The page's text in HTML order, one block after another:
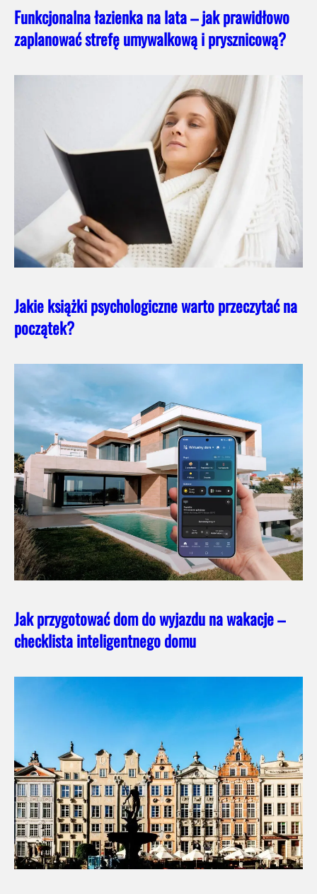
Funkcjonalna łazienka na lata – jak prawidłowo
zaplanować strefę umywalkową i prysznicową?
Jakie książki psychologiczne warto przeczytać na
początek?
Jak przygotować dom do wyjazdu na wakacje –
checklista inteligentnego domu